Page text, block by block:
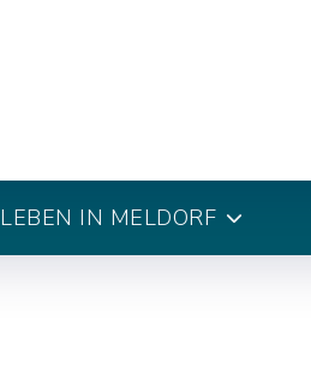
LEBEN IN MELDORF